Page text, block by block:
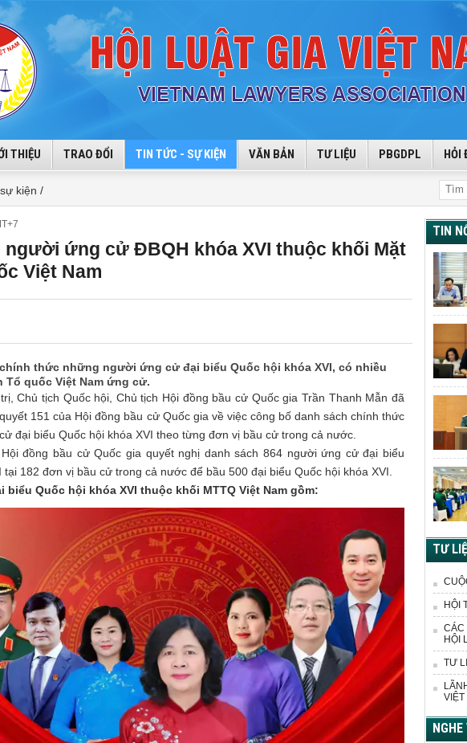
THIỆU TRAO ĐỔI TIN TỨC - SỰ KIỆN VĂN BẢN TƯ LIỆU PBGDPL HỎI
kiện /
người ứng cử ĐBQH khóa XVI thuộc khối Mặt
Việt Nam
thức những người ứng cử đại biểu Quốc hội khóa XVI, có nhiều
Tổ quốc Việt Nam ứng cử.
Chủ tịch Quốc hội, Chủ tịch Hội đồng bầu cử Quốc gia Trần Thanh Mẫn đã
151 của Hội đồng bầu cử Quốc gia về việc công bố danh sách chính thức
đại biểu Quốc hội khóa XVI theo từng đơn vị bầu cử trong cả nước.
đồng bầu cử Quốc gia quyết nghị danh sách 864 người ứng cử đại biểu
tại 182 đơn vị bầu cử trong cả nước để bầu 500 đại biểu Quốc hội khóa XVI.
Quốc hội khóa XVI thuộc khối MTTQ Việt Nam gồm:
TIN
TƯ
HỘI
CÁC
HỘI
TƯ
VIỆT